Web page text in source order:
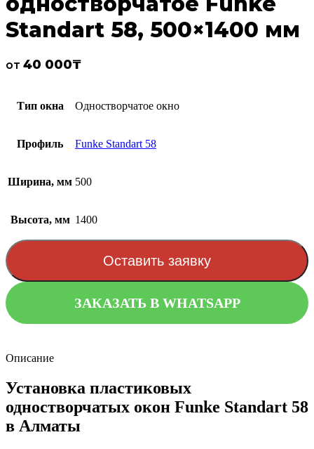
Standart 58, 500×1400 мм
от 40 000₸
Тип окна Одностворчатое окно
Профиль Funke Standart 58
Ширина, мм 500
Высота, мм 1400
Оставить заявку
ЗАКАЗАТЬ В WHATSAPP
Описание
Установка пластиковых
одностворчатых окон Funke Standart 58
в Алматы